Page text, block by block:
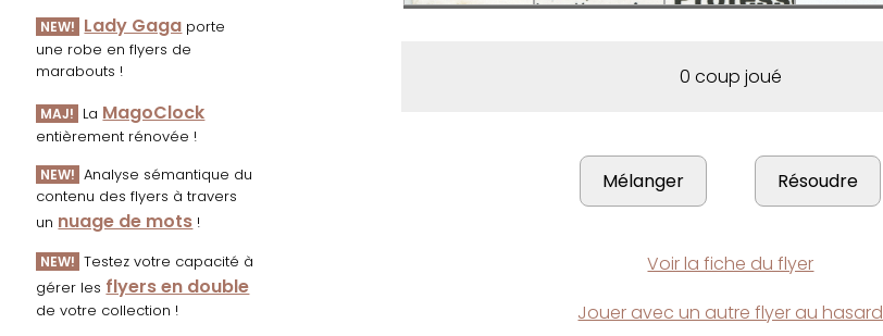
NEW! Lady Gaga porte
une robe en flyers de
marabouts !
MAJ! La MagoClock
entièrement rénovée !
NEW! Analyse sémantique du
contenu des flyers à travers
un nuage de mots !
NEW! Testez votre capacité à
gérer les flyers en double
de votre collection !
0 coup joué
Voir la fiche du flyer
Jouer avec un autre flyer au hasard